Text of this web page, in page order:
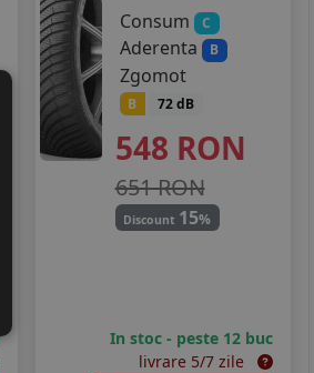
Consum
C
Aderenta B
Zgomot
B 72 dB
548 RON
651 RON
Discount 15%
In stoc - peste 12 buc
livrare 5/7 zile